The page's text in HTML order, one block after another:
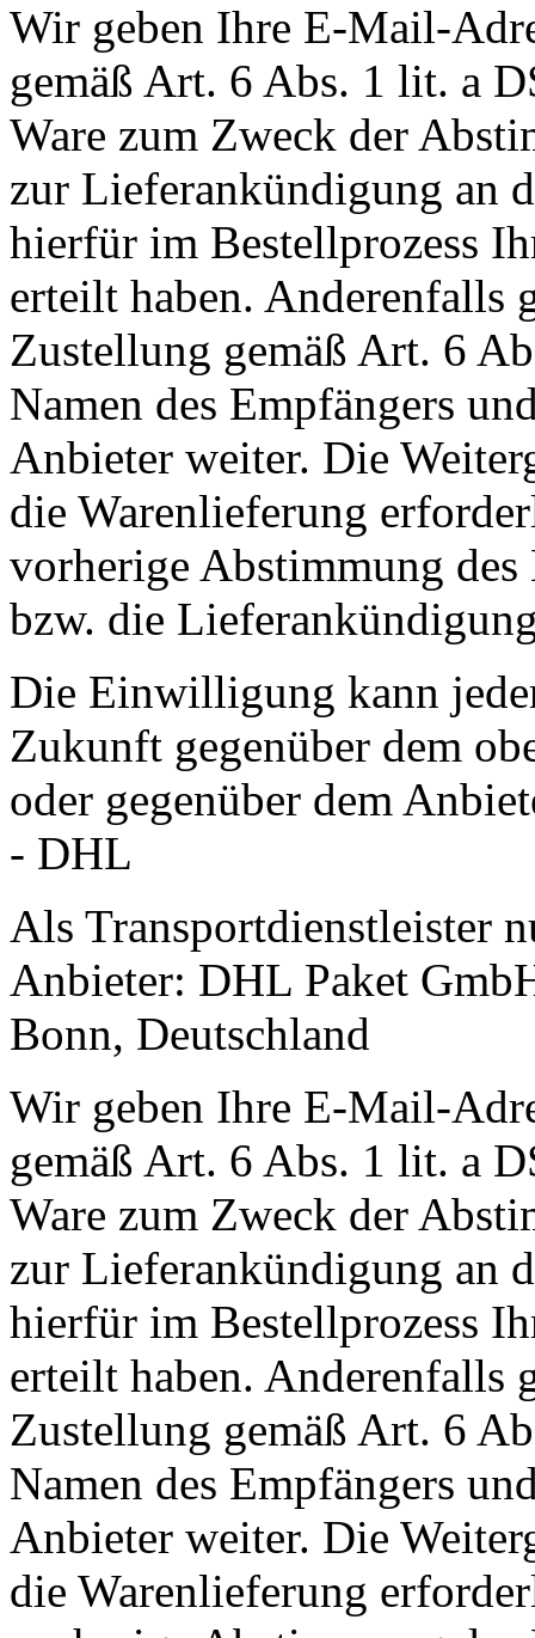
Wir geben Ihre E-Mail-
gemäß Art. 6 Abs. 1 lit. a
Ware zum Zweck der
zur Lieferankündigung an
hierfür im Bestellprozess
erteilt haben. Anderenfalls
Zustellung gemäß Art. 6
Namen des Empfängers
Anbieter weiter. Die
die Warenlieferung
vorherige Abstimmung
bzw. die
Die Einwilligung kann
Zukunft gegenüber dem
oder gegenüber dem
- DHL
Als Transportdienstleister
Anbieter: DHL Paket
Bonn, Deutschland
Wir geben Ihre E-Mail-
gemäß Art. 6 Abs. 1 lit. a
Ware zum Zweck der
zur Lieferankündigung an
hierfür im Bestellprozess
erteilt haben. Anderenfalls
Zustellung gemäß Art. 6
Namen des Empfängers
Anbieter weiter. Die
die Warenlieferung